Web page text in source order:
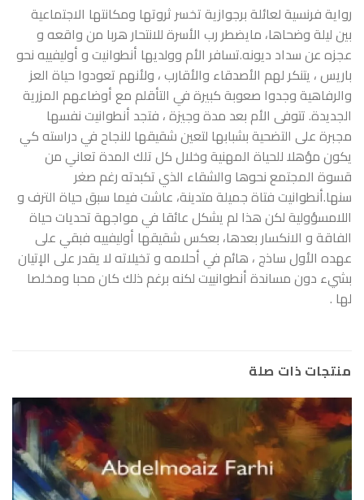
رواية فرنسية لعائلة برجوازية تخسر ثروتها ومكانتها الاجتماعية
بين ليلة وضحاها، مايضطر رب الأسرة للانتحار هربا من واقعه و
عجزه عن سداد ديونه.تسافر الأم وولديها أنطوانيت و أوليفييه نحو
باريس ، يتنكر لهم الأصدقاء والأقارب ، ولأنهم تعودوا حياة العز
والرفاهية وجدوا صعوبة كبيرة في التأقلم مع أوضاعهم المزرية
الجديدة. تتوفى الأم بعد مدة وجيزة ، فتجد أنطوانيت نفسها
مجبرة على التضحية بشبابها لتعين شقيقها للنجاح في دراسته كي
يكون مؤهلا للحياة المهنية وخلال كل تلك المدة تعاني من
قسوة المجتمع نحوها والشقاء الذي تكبدته رغم صغر
سنها.أنطوانيت فتاة جميلة متدينة، عاشت فيما سبق حياة الترف و
اللامسؤولية لكن هذا لم يشكل عائقا في مواجهة تحديات حياة
الفاقة و الانكسار بعدها، بعكس شقيقها أوليفييه فبقي على
عهده الأول ساذج ، هائم في أحلامه و تخيلاته لا يقدر على الإتيان
بشيء دون مساندة أنطوانييت لكنه برغم ذلك كان محبا ومخلصا
لها .
منتجات ذات صلة